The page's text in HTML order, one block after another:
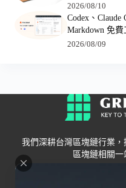
2026/08/10
Codex、
Markdown 免
2026/08/09
我們深耕台灣區塊鏈行業
區塊鏈相關一